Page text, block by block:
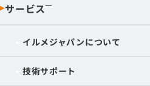
サービス
イルメジャパンについて
技術サポート